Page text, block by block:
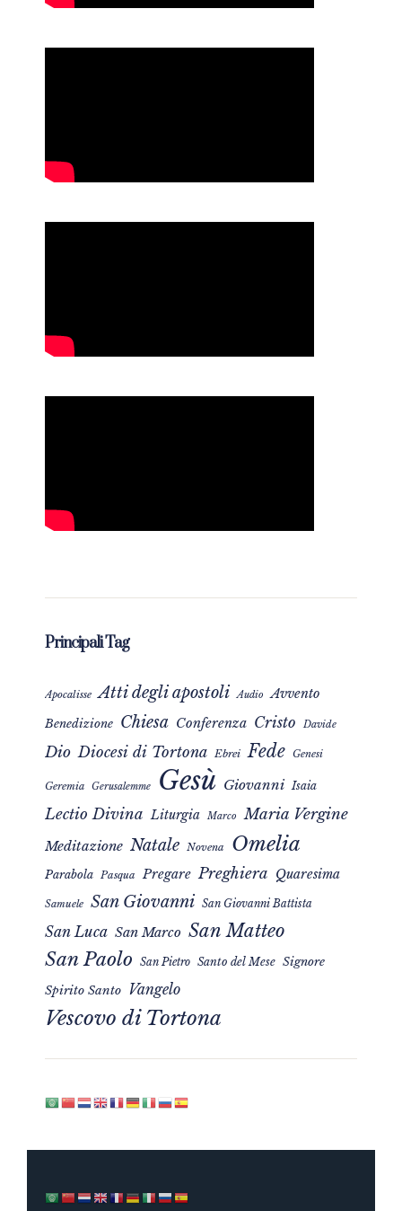
Principali Tag
Apocalisse Atti degli apostoli Audio Avvento
Benedizione Chiesa Conferenza Cristo Davide
Dio Diocesi di Tortona Ebrei Fede Genesi
Geremia Gerusalemme Gesù Giovanni Isaia
Lectio Divina Liturgia Marco Maria Vergine
Meditazione Natale Novena Omelia
Parabola Pasqua Pregare Preghiera Quaresima
Samuele San Giovanni San Giovanni Battista
San Luca San Marco San Matteo
San Paolo San Pietro Santo del Mese Signore
Spirito Santo Vangelo
Vescovo di Tortona